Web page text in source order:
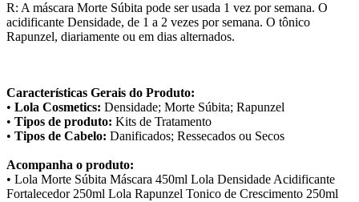
R: A máscara Morte Súbita pode ser usada 1 vez por semana. O
acidificante Densidade, de 1 a 2 vezes por semana. O tônico
Rapunzel, diariamente ou em dias alternados.
Características Gerais do Produto:
• Lola Cosmetics: Densidade; Morte Súbita; Rapunzel
• Tipos de produto: Kits de Tratamento
• Tipos de Cabelo: Danificados; Ressecados ou Secos
Acompanha o produto:
• Lola Morte Súbita Máscara 450ml Lola Densidade Acidificante
Fortalecedor 250ml Lola Rapunzel Tonico de Crescimento 250ml